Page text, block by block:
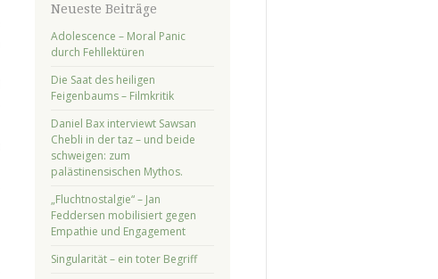
Neueste Beiträge
Adolescence – Moral Panic
durch Fehllektüren
Die Saat des heiligen
Feigenbaums – Filmkritik
Daniel Bax interviewt Sawsan
Chebli in der taz – und beide
schweigen: zum
palästinensischen Mythos.
„Fluchtnostalgie“ – Jan
Feddersen mobilisiert gegen
Empathie und Engagement
Singularität – ein toter Begriff